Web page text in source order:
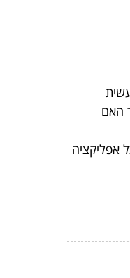
האם
אפליקציה